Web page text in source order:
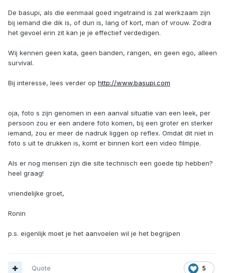
De basupi, als die eenmaal goed ingetraind is zal werkzaam zijn
bij iemand die dik is, of dun is, lang of kort, man of vrouw. Zodra
het gevoel erin zit kan je je effectief verdedigen.
Wij kennen geen kata, geen banden, rangen, en geen ego, alleen
survival.
Bij interesse, lees verder op http://www.basupi.com
oja, foto s zijn genomen in een aanval situatie van een leek, per
persoon zou er een andere foto komen, bij een groter en sterker
iemand, zou er meer de nadruk liggen op reflex. Omdat dit niet in
foto s uit te drukken is, komt er binnen kort een video filmpje.
Als er nog mensen zijn die site technisch een goede tip hebben?
heel graag!
vriendelijke groet,
Ronin
p.s. eigenlijk moet je het aanvoelen wil je het begrijpen
5
Quote